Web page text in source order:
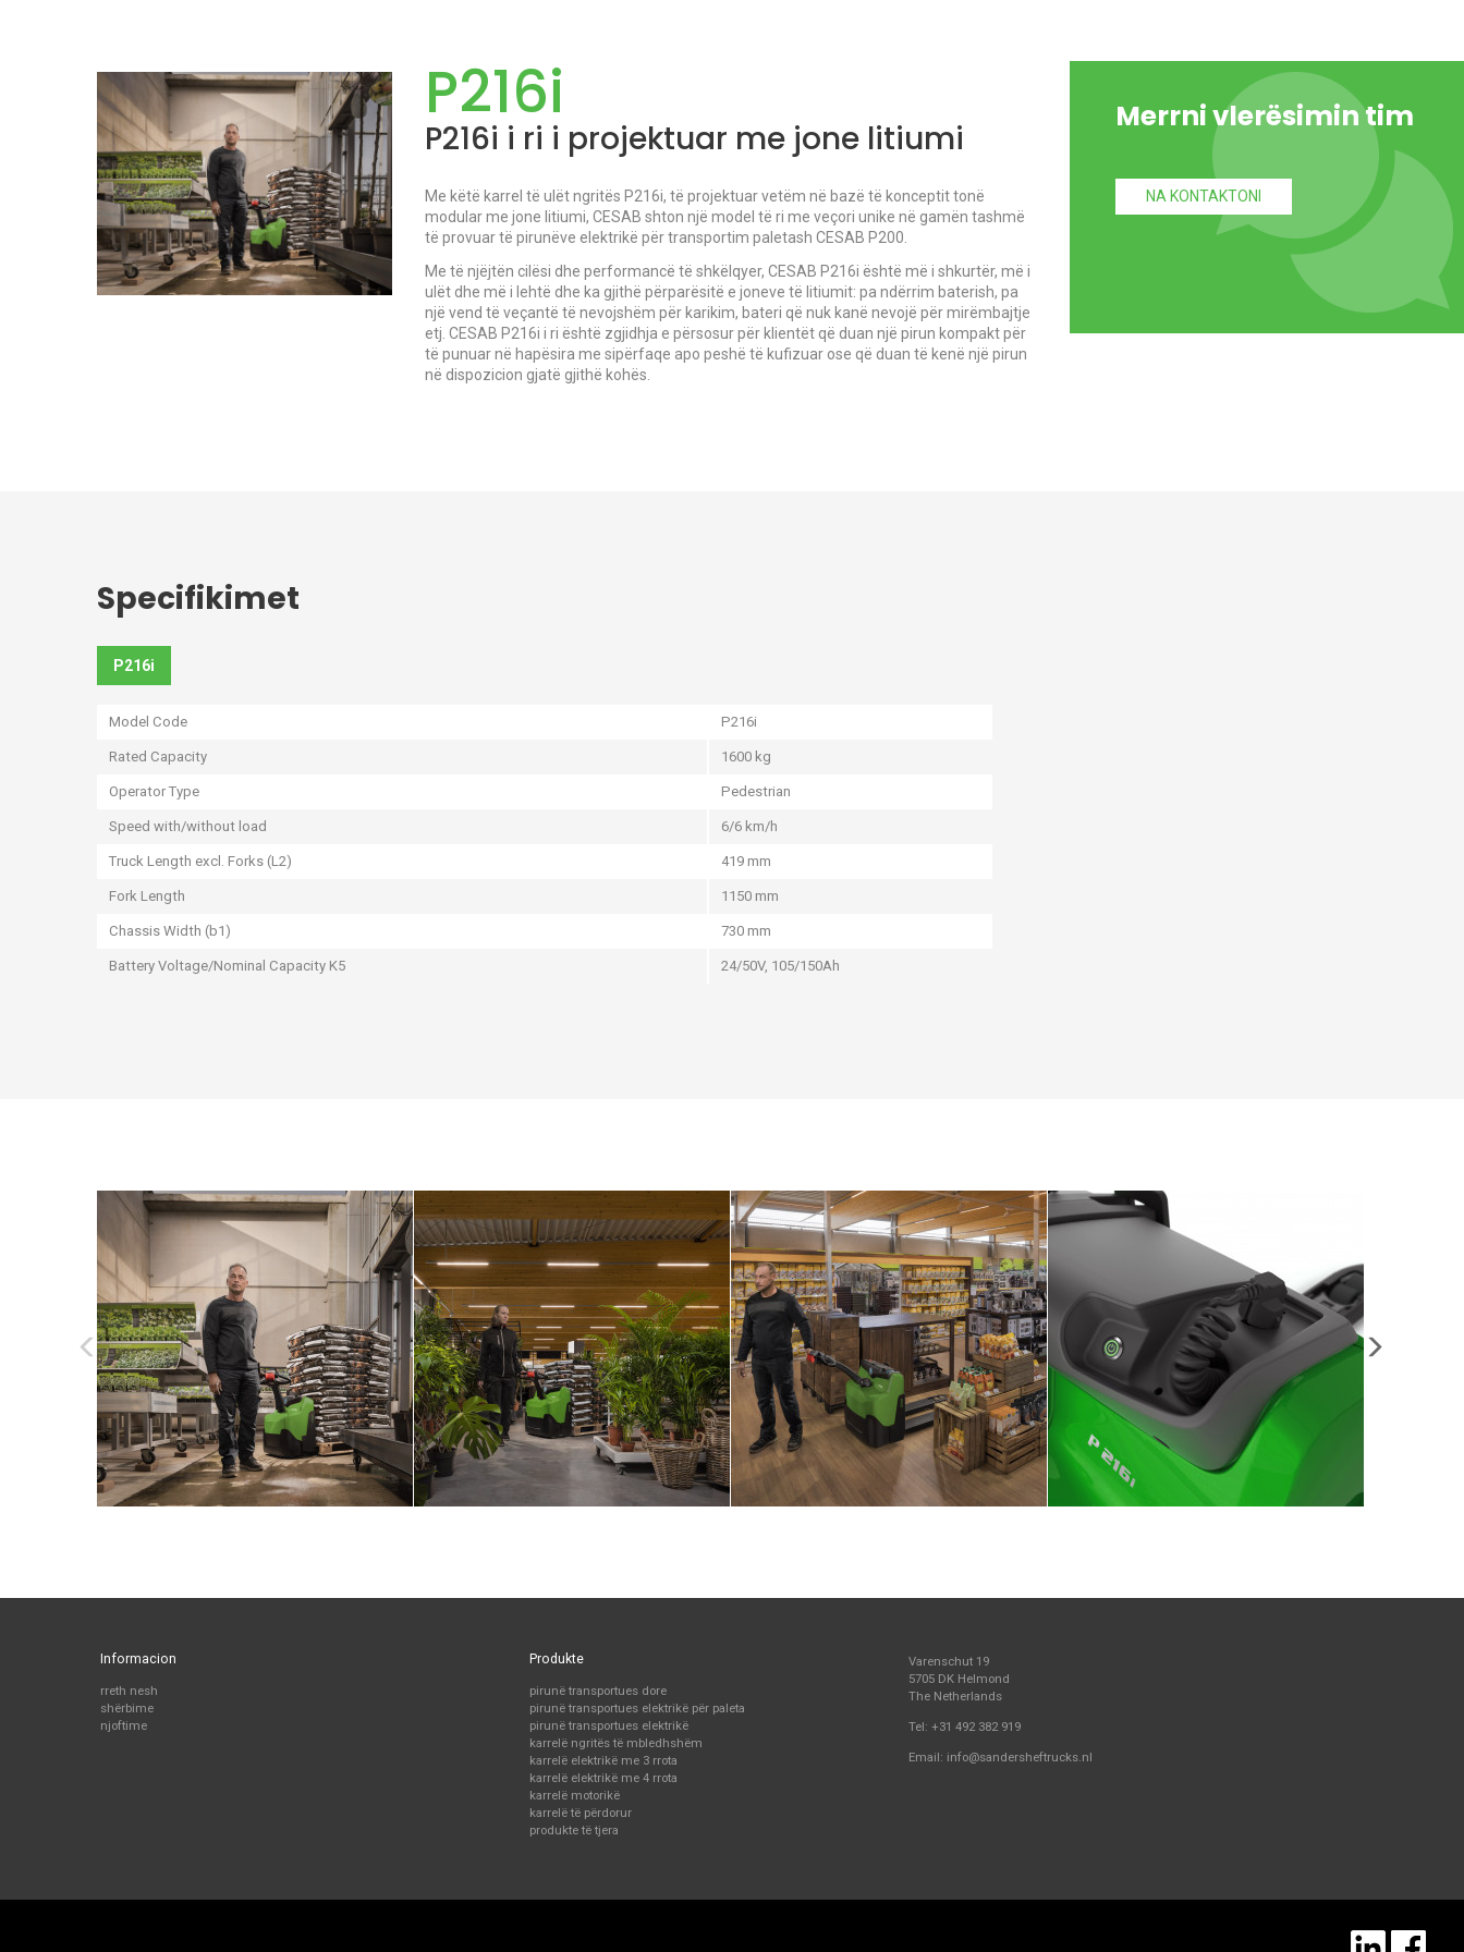
P216i
P216i i ri i projektuar me jone litiumi
Me këtë karrel të ulët ngritës P216i, të projektuar vetëm në bazë të konceptit tonë
modular me jone litiumi, CESAB shton një model të ri me veçori unike në gamën tashmë
të provuar të pirunëve elektrikë për transportim paletash CESAB P200.
Me të njëjtën cilësi dhe performancë të shkëlqyer, CESAB P216i është më i shkurtër, më i
ulët dhe më i lehtë dhe ka gjithë përparësitë e joneve të litiumit: pa ndërrim baterish, pa
një vend të veçantë të nevojshëm për karikim, bateri që nuk kanë nevojë për mirëmbajtje
etj. CESAB P216i i ri është zgjidhja e përsosur për klientët që duan një pirun kompakt për
të punuar në hapësira me sipërfaqe apo peshë të kufizuar ose që duan të kenë një pirun
në dispozicion gjatë gjithë kohës.
Merrni vlerësimin tim
NA KONTAKTONI
Specifikimet
P216i
Model Code P216i
Rated Capacity 1600 kg
Operator Type Pedestrian
Speed with/without load 6/6 km/h
Truck Length excl. Forks (L2) 419 mm
Fork Length 1150 mm
Chassis Width (b1) 730 mm
Battery Voltage/Nominal Capacity K5 24/50V, 105/150Ah
Informacion
rreth nesh
shërbime
njoftime
Produkte
pirunë transportues dore
pirunë transportues elektrikë për paleta
pirunë transportues elektrikë
karrelë ngritës të mbledhshëm
karrelë elektrikë me 3 rrota
karrelë elektrikë me 4 rrota
karrelë motorikë
karrelë të përdorur
produkte të tjera
Varenschut 19
5705 DK Helmond
The Netherlands
Tel:+31 492 382 919
Email: info@sandersheftrucks.nl